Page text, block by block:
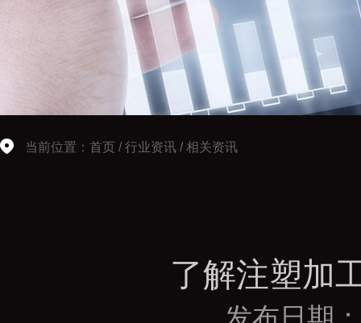
当前位置： 首页 /行业资讯 /相关资讯
了解注塑加